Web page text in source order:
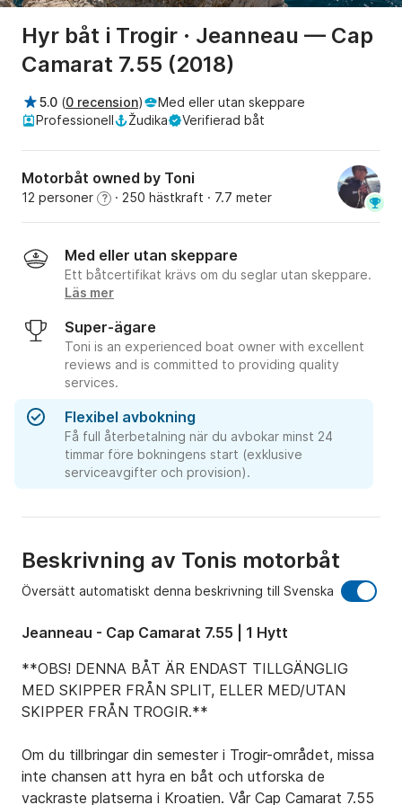
Hyr båt i Trogir · Jeanneau — Cap
Camarat 7.55 (2018)
5.0 (0 recension)
Med eller utan skeppare
Professionell
Žudika Verifierad båt
Motorbåt owned by Toni
12 personer ? · 250 hästkraft · 7.7 meter
Med eller utan skeppare
Ett båtcertifikat krävs om du seglar utan skeppare.
Läs mer
Super-ägare
Toni is an experienced boat owner with excellent
reviews and is committed to providing quality
services.
Flexibel avbokning
Få full återbetalning när du avbokar minst 24
timmar före bokningens start (exklusive
serviceavgifter och provision).
Beskrivning av Tonis motorbåt
Översätt automatiskt denna beskrivning till Svenska
Jeanneau - Cap Camarat 7.55 | 1 Hytt
**OBS! DENNA BÅT ÄR ENDAST TILLGÄNGLIG
MED SKIPPER FRÅN SPLIT, ELLER MED/UTAN
SKIPPER FRÅN TROGIR.**
Om du tillbringar din semester i Trogir-området, missa
inte chansen att hyra en båt och utforska de
vackraste platserna i Kroatien. Vår Cap Camarat 7.55